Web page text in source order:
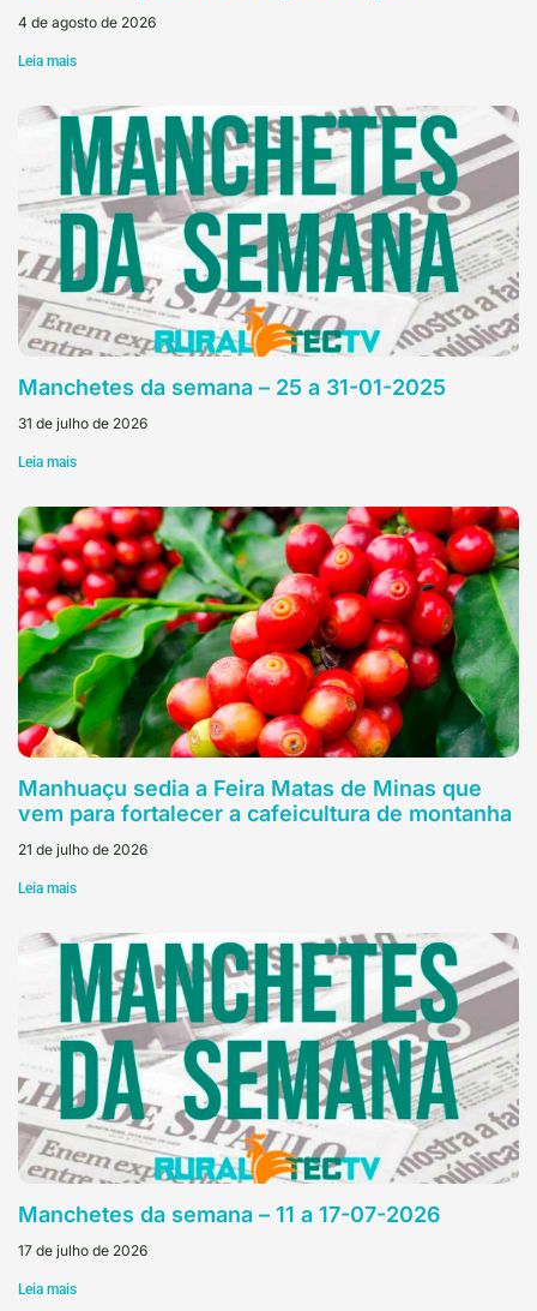
4 de agosto de 2026
Leia mais
Manchetes da semana – 25 a 31-01-2025
31 de julho de 2026
Leia mais
Manhuaçu sedia a Feira Matas de Minas que
vem para fortalecer a cafeicultura de montanha
21 de julho de 2026
Leia mais
Manchetes da semana – 11 a 17-07-2026
17 de julho de 2026
Leia mais